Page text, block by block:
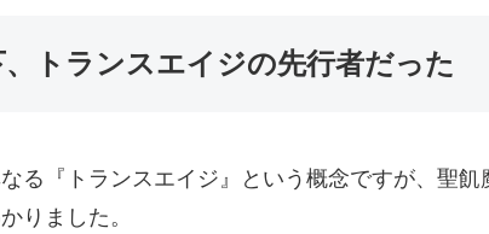
トランスエイジの先行者だった
る『トランスエイジ』という概念ですが、聖
りました。